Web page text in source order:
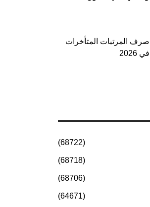
صرف المرتبات المتأخرات
في 2026
(68722)
(68718)
(68706)
(64671)